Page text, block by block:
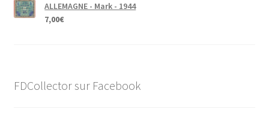
ALLEMAGNE - Mark - 1944
7,00€
FDCollector sur Facebook